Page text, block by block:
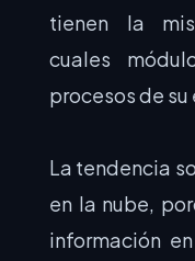
tienen la
cuales
procesos de
La tendencia
en la nube,
información